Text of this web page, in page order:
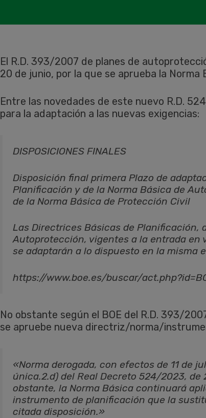
El R.D. 393/2007 de planes de
20 de junio, por la que se aprueba la Norma
Entre las novedades de este nuevo R.D.
para la adaptación a las nuevas exigencias:
DISPOSICIONES FINALES
Disposición final primera Plazo de
Planificación y de la Norma Básica de
de la Norma Básica de Protección Civil
Las Directrices Básicas de Planificación,
Autoprotección, vigentes a la entrada en
se adaptarán a lo dispuesto en la misma
https://www.boe.es/buscar/
No obstante según el BOE del R.D. 393/
se apruebe nueva directriz/norma/
«Norma derogada, con efectos de 11 de
única.2.d) del Real Decreto 524/2023,
obstante, la Norma Básica continuará
instrumento de planificación que la
citada disposición.»